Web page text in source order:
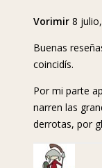
Vorimir 8
Buenas
coincidís.
Por mi parte
narren las
derrotas, por